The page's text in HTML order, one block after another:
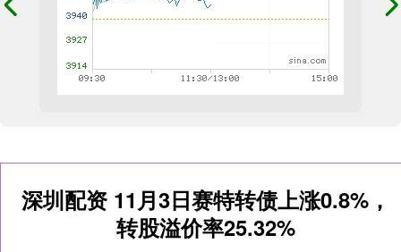
深圳配资 11月3日赛特转债上涨0.8%，
转股溢价率25.32%